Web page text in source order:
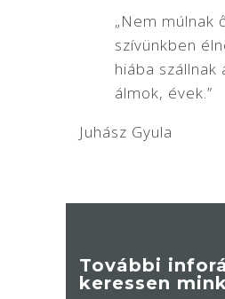
„Nem múlnak
szívünkben
hiába szállnak
álmok, évek.”
Juhász Gyula
További
keressen